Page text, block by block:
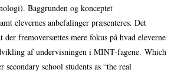
Baggrunden og konceptet
elevernes anbefalinger præsenteres. Det
der fremoversættes mere fokus på hvad eleverne
af undervisningen i MINT-fagene. Which
school students as “the real